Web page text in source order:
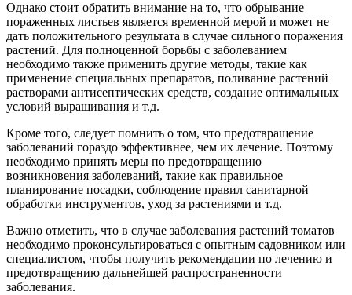
Однако стоит обратить внимание на то, что обрывание
пораженных листьев является временной мерой и может не
дать положительного результата в случае сильного поражения
растений. Для полноценной борьбы с заболеванием
необходимо также применить другие методы, такие как
применение специальных препаратов, поливание растений
растворами антисептических средств, создание оптимальных
условий выращивания и т.д.
Кроме того, следует помнить о том, что предотвращение
заболеваний гораздо эффективнее, чем их лечение. Поэтому
необходимо принять меры по предотвращению
возникновения заболеваний, такие как правильное
планирование посадки, соблюдение правил санитарной
обработки инструментов, уход за растениями и т.д.
Важно отметить, что в случае заболевания растений томатов
необходимо проконсультироваться с опытным садовником или
специалистом, чтобы получить рекомендации по лечению и
предотвращению дальнейшей распространенности
заболевания.